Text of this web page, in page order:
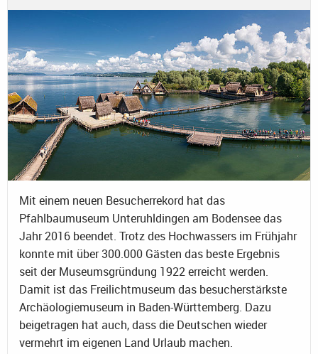
Mit einem neuen Besucherrekord hat das
Pfahlbaumuseum Unteruhldingen am Bodensee das
Jahr 2016 beendet. Trotz des Hochwassers im Frühjahr
konnte mit über 300.000 Gästen das beste Ergebnis
seit der Museumsgründung 1922 erreicht werden.
Damit ist das Freilichtmuseum das besucherstärkste
Archäologiemuseum in Baden-Württemberg. Dazu
beigetragen hat auch, dass die Deutschen wieder
vermehrt im eigenen Land Urlaub machen.